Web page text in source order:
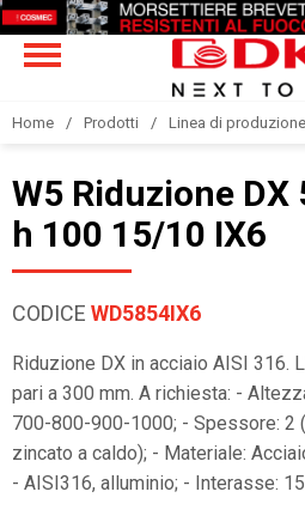
Home Prodotti Linea di
W5 Riduzione
h 100 15/10 IX6
CODICE WD5854IX6
Riduzione DX in acciaio AISI 316.
pari a 300 mm. A richiesta: -
700-800-900-1000; - Spessore: 2
zincato a caldo); - Materiale:
- AISI316, alluminio; - Interasse: